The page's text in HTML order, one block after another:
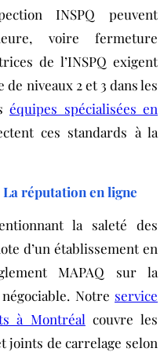
INSPQ peuvent
voire fermeture
de l’INSPQ exigent
niveaux 2 et 3 dans les
équipes spécialisées en
ces standards à la
réputation en ligne
la saleté des
d’un établissement en
MAPAQ sur la
Notre service
à Montréal couvre les
joints de carrelage selon